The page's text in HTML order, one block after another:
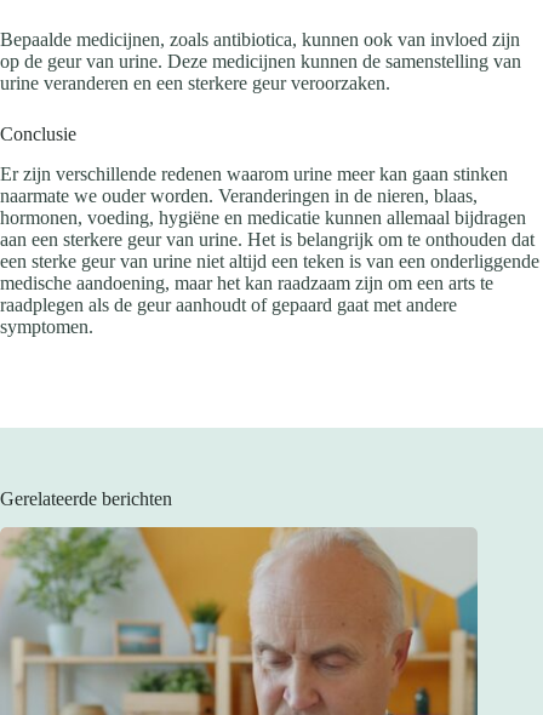
Bepaalde medicijnen, zoals antibiotica, kunnen ook van invloed zijn
op de geur van urine. Deze medicijnen kunnen de samenstelling van
urine veranderen en een sterkere geur veroorzaken.
Conclusie
Er zijn verschillende redenen waarom urine meer kan gaan stinken
naarmate we ouder worden. Veranderingen in de nieren, blaas,
hormonen, voeding, hygiëne en medicatie kunnen allemaal bijdragen
aan een sterkere geur van urine. Het is belangrijk om te onthouden dat
een sterke geur van urine niet altijd een teken is van een onderliggende
medische aandoening, maar het kan raadzaam zijn om een arts te
raadplegen als de geur aanhoudt of gepaard gaat met andere
symptomen.
Gerelateerde berichten